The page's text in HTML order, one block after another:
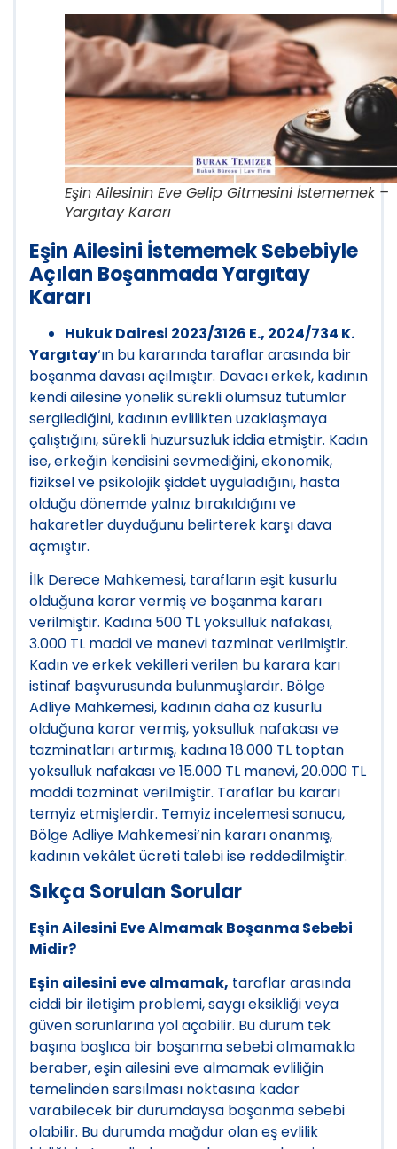
Eşin Ailesinin Eve Gelip Gitmesini İstememek –
Yargıtay Kararı
Eşin Ailesini İstememek Sebebiyle
Açılan Boşanmada Yargıtay
Kararı
Hukuk Dairesi 2023/3126 E., 2024/734 K.
Yargıtay‘ın bu kararında taraflar arasında bir
boşanma davası açılmıştır. Davacı erkek, kadının
kendi ailesine yönelik sürekli olumsuz tutumlar
sergilediğini, kadının evlilikten uzaklaşmaya
çalıştığını, sürekli huzursuzluk iddia etmiştir. Kadın
ise, erkeğin kendisini sevmediğini, ekonomik,
fiziksel ve psikolojik şiddet uyguladığını, hasta
olduğu dönemde yalnız bırakıldığını ve
hakaretler duyduğunu belirterek karşı dava
açmıştır.
İlk Derece Mahkemesi, tarafların eşit kusurlu
olduğuna karar vermiş ve boşanma kararı
verilmiştir. Kadına 500 TL yoksulluk nafakası,
3.000 TL maddi ve manevi tazminat verilmiştir.
Kadın ve erkek vekilleri verilen bu karara karı
istinaf başvurusunda bulunmuşlardır. Bölge
Adliye Mahkemesi, kadının daha az kusurlu
olduğuna karar vermiş, yoksulluk nafakası ve
tazminatları artırmış, kadına 18.000 TL toptan
yoksulluk nafakası ve 15.000 TL manevi, 20.000 TL
maddi tazminat verilmiştir. Taraflar bu kararı
temyiz etmişlerdir. Temyiz incelemesi sonucu,
Bölge Adliye Mahkemesi’nin kararı onanmış,
kadının vekâlet ücreti talebi ise reddedilmiştir.
Sıkça Sorulan Sorular
Eşin Ailesini Eve Almamak Boşanma Sebebi
Midir?
Eşin ailesini eve almamak, taraflar arasında
ciddi bir iletişim problemi, saygı eksikliği veya
güven sorunlarına yol açabilir. Bu durum tek
başına başlıca bir boşanma sebebi olmamakla
beraber, eşin ailesini eve almamak evliliğin
temelinden sarsılması noktasına kadar
varabilecek bir durumdaysa boşanma sebebi
olabilir. Bu durumda mağdur olan eş evlilik